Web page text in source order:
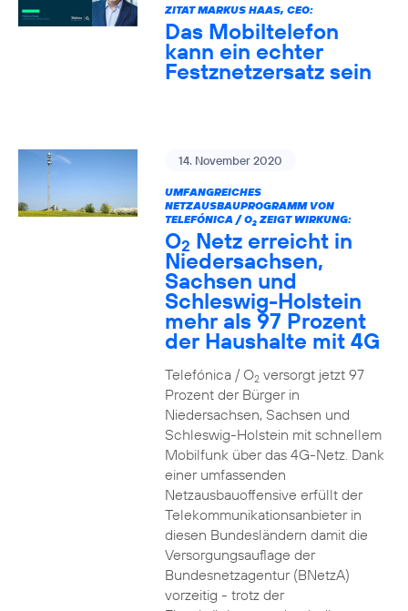
ZITAT MARKUS HAAS, CEO:
Das Mobiltelefon
kann ein echter
Festznetzersatz sein
14. November 2020
UMFANGREICHES
NETZAUSBAUPROGRAMM VON
TELEFÓNICA / O2ZEIGT WIRKUNG:
O2 Netz erreicht in
Niedersachsen,
Sachsen und
Schleswig-Holstein
mehr als 97 Prozent
der Haushalte mit 4G
Telefónica / O2versorgt jetzt 97
Prozent der Bürger in
Niedersachsen, Sachsen und
Schleswig-Holstein mit schnellem
Mobilfunk über das 4G-Netz. Dank
einer umfassenden
Netzausbauoffensive erfüllt der
Telekommunikationsanbieter in
diesen Bundesländern damit die
Versorgungsauflage der
Bundesnetzagentur (BNetzA)
vorzeitig - trotz der